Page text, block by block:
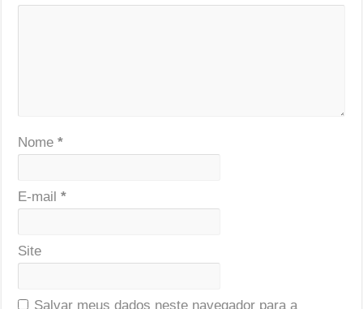
Nome*
E-mail*
Site
Salvar meus dados neste navegador para a